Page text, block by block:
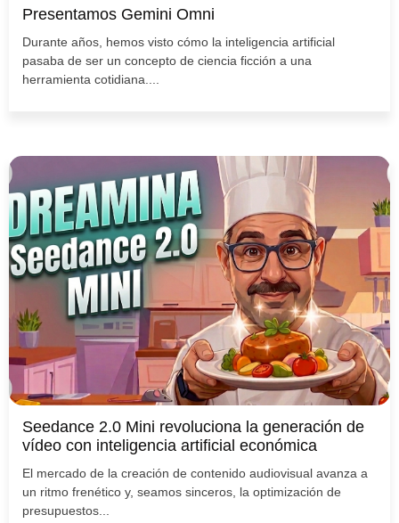
Presentamos Gemini Omni
Durante años, hemos visto cómo la inteligencia artificial
pasaba de ser un concepto de ciencia ficción a una
herramienta cotidiana....
Seedance 2.0 Mini revoluciona la generación de
vídeo con inteligencia artificial económica
El mercado de la creación de contenido audiovisual avanza a
un ritmo frenético y, seamos sinceros, la optimización de
presupuestos...